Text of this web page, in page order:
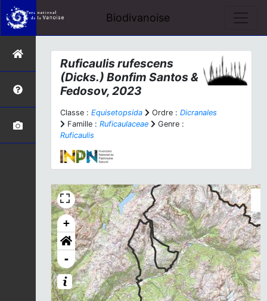
Biodivanoise
Ruficaulis rufescens
(Dicks.) Bonfim Santos &
Fedosov, 2023
Classe : Equisetopsida Ordre : Dicranales
Famille : Ruficaulaceae
Genre :
Ruficaulis
+
-